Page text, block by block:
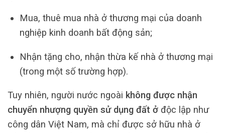
Mua, thuê mua nhà ở thương mại của doanh
nghiệp kinh doanh bất động sản;
Nhận tặng cho, nhận thừa kế nhà ở thương mại
(trong một số trường hợp).
Tuy nhiên, người nước ngoài không được nhận
chuyển nhượng quyền sử dụng đất ở độc lập như
công dân Việt Nam, mà chỉ được sở hữu nhà ở